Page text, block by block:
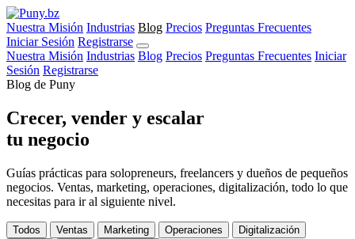
Nuestra Misión Industrias Blog Precios Preguntas Frecuentes
Iniciar Sesión Registrarse
Nuestra Misión Industrias Blog Precios Preguntas Frecuentes Iniciar
Sesión Registrarse
Blog de Puny
Crecer, vender y escalar
tu negocio
Guías prácticas para solopreneurs, freelancers y dueños de pequeños
negocios. Ventas, marketing, operaciones, digitalización, todo lo que
necesitas para ir al siguiente nivel.
Todos Ventas Marketing Operaciones
Digitalización